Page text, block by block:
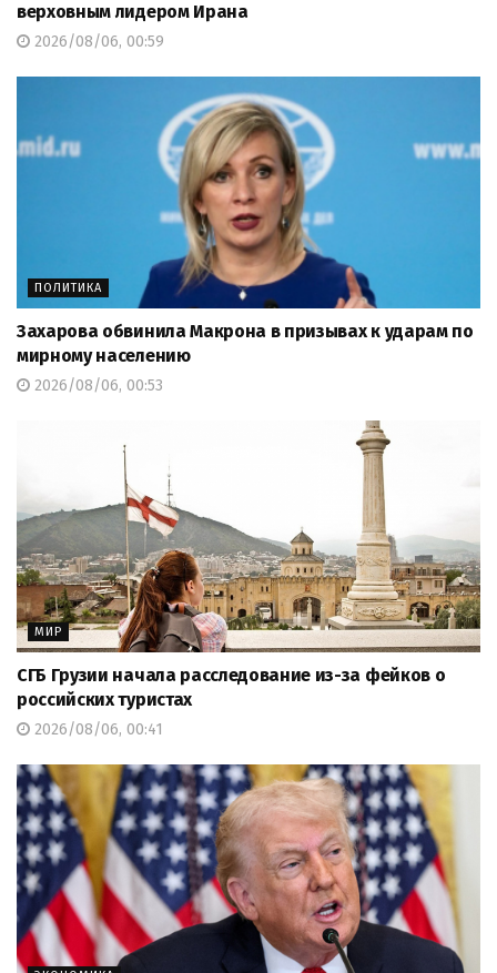
верховным лидером Ирана
2026/08/06, 00:59
ПОЛИТИКА
Захарова обвинила Макрона в призывах к ударам по
мирному населению
2026/08/06, 00:53
МИР
СГБ Грузии начала расследование из-за фейков о
российских туристах
2026/08/06, 00:41